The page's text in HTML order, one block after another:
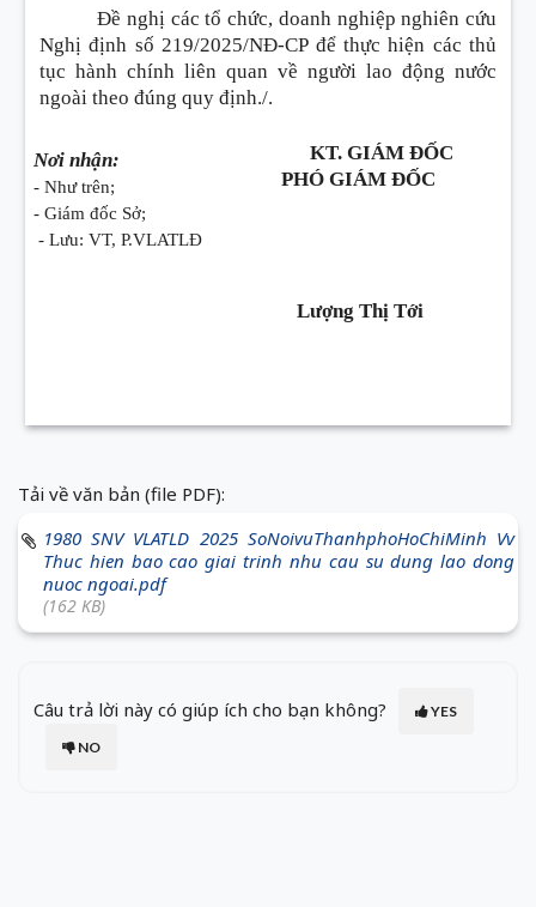
Đề nghị các tổ chức, doanh nghiệp nghiên cứu
Nghị định số 219/2025/NĐ-CP để thực hiện các thủ
tục hành chính liên quan về người lao động nước
ngoài theo đúng quy định./.
Nơi nhận:
- Như trên;
- Giám đốc Sở;
- Lưu: VT, P.VLATLĐ
KT. GIÁM ĐỐC
PHÓ GIÁM ĐỐC
Lượng Thị Tới
Tải về văn bản (file PDF):
1980 SNV VLATLD 2025 SoNoivuThanhphoHoChiMinh Vv
Thuc hien bao cao giai trinh nhu cau su dung lao dong
nuoc ngoai.pdf
(162 KB)
Câu trả lời này có giúp ích cho bạn không?
YES
NO